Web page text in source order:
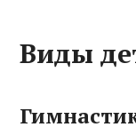
Виды